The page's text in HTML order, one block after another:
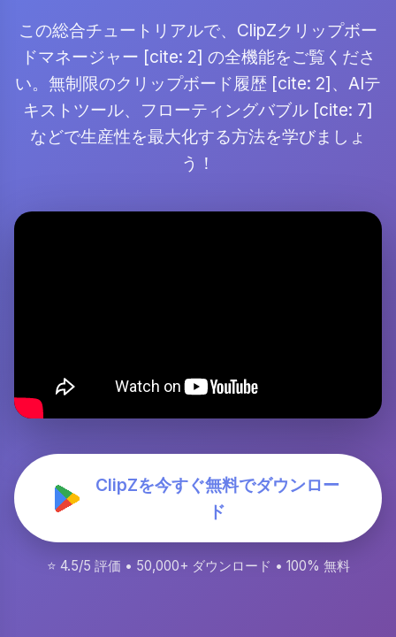
この総合チュートリアルで、ClipZクリップボー
ドマネージャー [cite: 2] の全機能をご覧くださ
い。無制限のクリップボード履歴 [cite: 2]、AIテ
キストツール、フローティングバブル [cite: 7]
などで生産性を最大化する方法を学びましょ
う！
ClipZを今すぐ無料でダウンロー
ド
⭐ 4.5/5 評価 • 50,000+ ダウンロード • 100% 無料